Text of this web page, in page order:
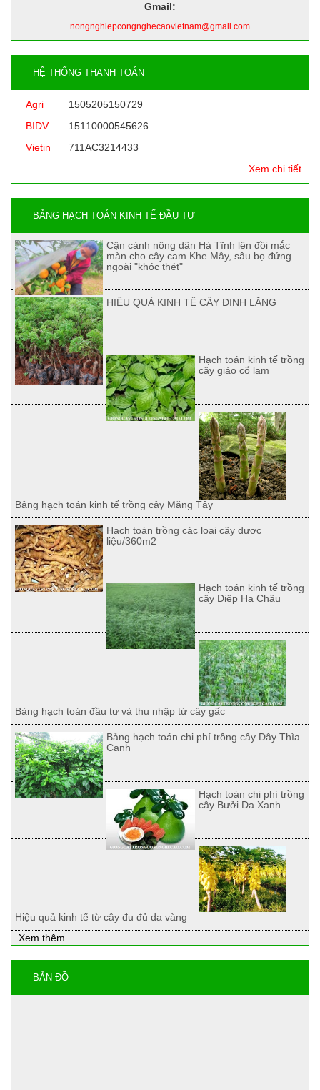
Gmail:
nongnghiepcongnghecaovietnam@gmail.com
HỆ THỐNG THANH TOÁN
Agri
1505205150729
BIDV
15110000545626
Vietin
711AC3214433
Xem chi tiết
BẢNG HẠCH TOÁN KINH TẾ ĐẦU TƯ
Cận cảnh nông dân Hà Tĩnh lên đồi mắc
màn cho cây cam Khe Mây, sâu bọ đứng
ngoài "khóc thét"
HIỆU QUẢ KINH TẾ CÂY ĐINH LĂNG
Hạch toán kinh tế trồng
cây giảo cổ lam
Bảng hạch toán kinh tế trồng cây Măng Tây
Hạch toán trồng các loại cây dược
liệu/360m2
Hạch toán kinh tế trồng
cây Diệp Hạ Châu
Bảng hạch toán đầu tư và thu nhập từ cây gấc
Bảng hạch toán chi phí trồng cây Dây Thìa
Canh
Hạch toán chi phí trồng
cây Bưởi Da Xanh
Hiệu quả kinh tế từ cây đu đủ da vàng
Xem thêm
BẢN ĐỒ